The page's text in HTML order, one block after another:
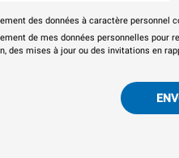
des données à caractère personnel
de mes données personnelles pour
des mises à jour ou des invitations en